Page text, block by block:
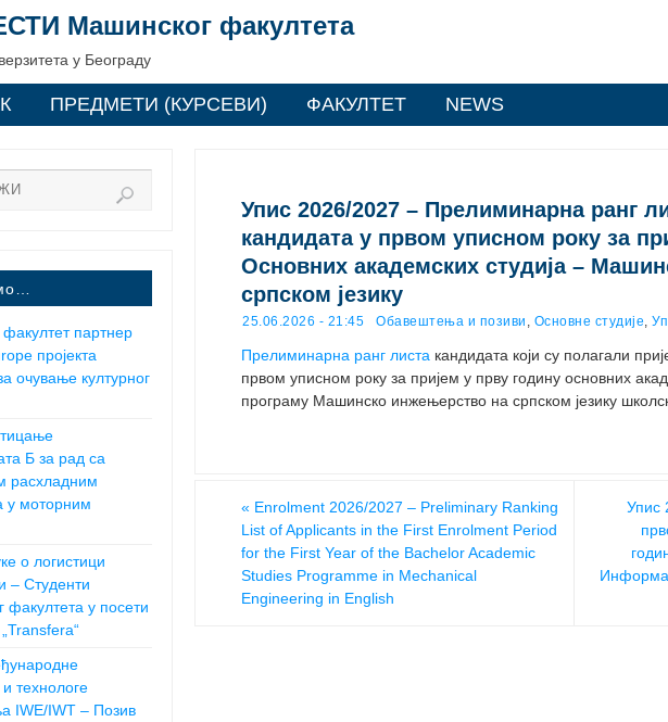
Машинског факултета
у Београду
ПРЕДМЕТИ (КУРСЕВИ) ФАКУЛТЕТ NEWS
Упис 2026/2027 – Прелиминарна ранг
кандидата у првом уписном року за
Основних академских студија –
српском језику
25.06.2026 - 21:45 Обавештења и позиви , Основне студије,
Прелиминарна ранг листа кандидата који су полагали
првом уписном року за пријем у прву годину основних
програму Машинско инжењерство на српском језику
« Enrolment 2026/2027 – Preliminary Ranking
List of Applicants in the First Enrolment Period
for the First Year of the Bachelor Academic
Studies Programme in Mechanical
Engineering in English
Упис
партнер
пројекта
очување културног
Б за рад са
расхладним
у моторним
о логистици
– Студенти
факултета у посети
технологе
IWE/IWT – Позив